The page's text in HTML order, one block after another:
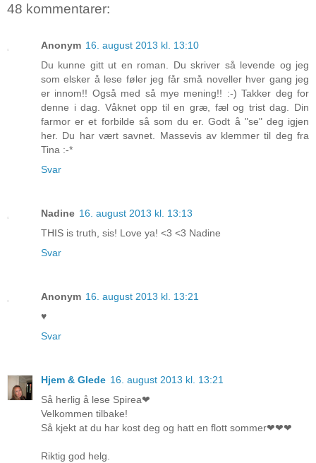
48 kommentarer:
Anonym 16. august 2013 kl. 13:10
Du kunne gitt ut en roman. Du skriver så levende og jeg
som elsker å lese føler jeg får små noveller hver gang jeg
er innom!! Også med så mye mening!! :-) Takker deg for
denne i dag. Våknet opp til en græ, fæl og trist dag. Din
farmor er et forbilde så som du er. Godt å "se" deg igjen
her. Du har vært savnet. Massevis av klemmer til deg fra
Tina :-*
Svar
Nadine 16. august 2013 kl. 13:13
THIS is truth, sis! Love ya! <3 <3 Nadine
Svar
Anonym 16. august 2013 kl. 13:21
♥
Svar
Hjem & Glede 16. august 2013 kl. 13:21
Så herlig å lese Spirea❤
Velkommen tilbake!
Så kjekt at du har kost deg og hatt en flott sommer❤❤❤
Riktig god helg.